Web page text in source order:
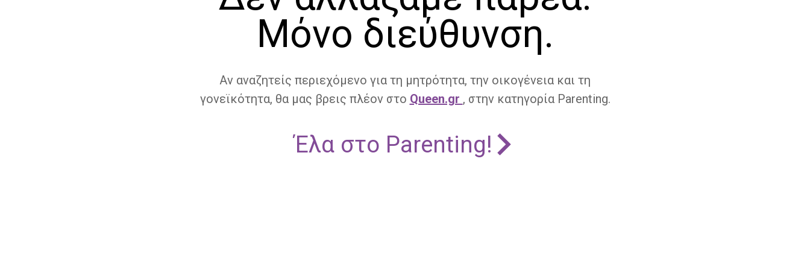
Μόνο διεύθυνση.
Αν αναζητείς περιεχόμενο για τη μητρότητα, την οικογένεια και τη
γονεϊκότητα, θα μας βρεις πλέον στο Queen.gr , στην κατηγορία Parenting.
Έλα στο Parenting!